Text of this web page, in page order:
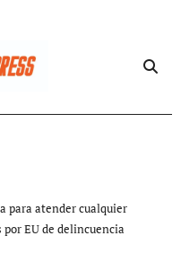
para atender cualquier
EU de delincuencia